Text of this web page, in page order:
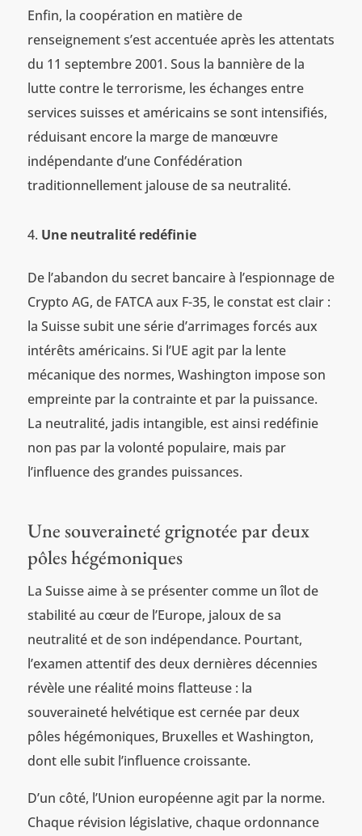
Enfin, la coopération en matière de
renseignement s’est accentuée après les attentats
du 11 septembre 2001. Sous la bannière de la
lutte contre le terrorisme, les échanges entre
services suisses et américains se sont intensifiés,
réduisant encore la marge de manœuvre
indépendante d’une Confédération
traditionnellement jalouse de sa neutralité.
Une neutralité redéfinie
De l’abandon du secret bancaire à l’espionnage de
Crypto AG, de FATCA aux F-35, le constat est clair :
la Suisse subit une série d’arrimages forcés aux
intérêts américains. Si l’UE agit par la lente
mécanique des normes, Washington impose son
empreinte par la contrainte et par la puissance.
La neutralité, jadis intangible, est ainsi redéfinie
non pas par la volonté populaire, mais par
l’influence des grandes puissances.
Une souveraineté grignotée par deux
pôles hégémoniques
La Suisse aime à se présenter comme un îlot de
stabilité au cœur de l’Europe, jaloux de sa
neutralité et de son indépendance. Pourtant,
l’examen attentif des deux dernières décennies
révèle une réalité moins flatteuse : la
souveraineté helvétique est cernée par deux
pôles hégémoniques, Bruxelles et Washington,
dont elle subit l’influence croissante.
D’un côté, l’Union européenne agit par la norme.
Chaque révision législative, chaque ordonnance